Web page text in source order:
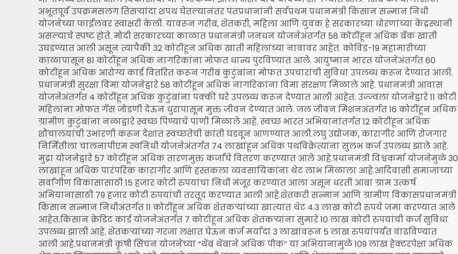
अभूतपूर्व उपक्रमसलग तिसऱ्यांदा शपथ घेतल्यानंतर पंतप्रधानांनी सर्वप्रथम प्रधानमंत्री किसान सन्मान निधी
योजनेच्या फाईलवर स्वाक्षरी केली. यावरून गरीब, शेतकरी, महिला आणि युवक हे सरकारच्या धोरणांच्या केंद्रस्थानी
असल्याचे स्पष्ट होते. मोदी सरकारच्या काळात प्रधानमंत्री जनधन योजनेअंतर्गत 58 कोटींहून अधिक बँक खाती
उघडण्यात आली असून त्यापैकी 32 कोटींहून अधिक खाती महिलांच्या नावावर आहेत. कोविड-19 महामारीच्या
काळापासून 81 कोटींहून अधिक नागरिकांना मोफत धान्य पुरविण्यात आले. आयुष्मान भारत योजनेअंतर्गत 60
कोटींहून अधिक आरोग्य कार्ड वितरित करून गरीब कुटुंबांना मोफत उपचारांची सुविधा उपलब्ध करून देण्यात आली.
प्रधानमंत्री सुरक्षा विमा योजनेद्वारे 58 कोटींहून अधिक नागरिकांना विमा संरक्षण मिळाले आहे. प्रधानमंत्री आवास
योजनेअंतर्गत 4 कोटींहून अधिक कुटुंबांना पक्की घरे उपलब्ध करून देण्यात आली आहेत. उज्ज्वला योजनेद्वारे 11 कोटी
महिलांना मोफत गॅस जोडणी देऊन धुरापासून मुक्त जीवन देण्यात आले. जल जीवन मिशनअंतर्गत 16 कोटींहून अधिक
ग्रामीण कुटुंबांना नळाद्वारे स्वच्छ पिण्याचे पाणी मिळाले आहे. स्वच्छ भारत अभियानांतर्गत 12 कोटींहून अधिक
शौचालयांची उभारणी करून देशात स्वच्छतेची क्रांती घडवून आणण्यात आली.लघु उद्योजक, कारागीर आणि रोजगार
निर्मितीला चालनापीएम स्वनिधी योजनेअंतर्गत 74 लाखांहून अधिक पथविक्रेत्यांना सुलभ कर्ज उपलब्ध झाले आहे.
मुद्रा योजनेद्वारे 57 कोटींहून अधिक तारणमुक्त कर्जांचे वितरण करण्यात आले आहे.प्रधानमंत्री विश्वकर्मा योजनेमुळे 30
लाखांहून अधिक पारंपरिक कारागीर आणि हस्तकला व्यवसायिकांना थेट लाभ मिळाला आहे.आदिवासी समाजाच्या
सर्वांगीण विकासासाठी 15 हजार कोटी रुपयांचा निधी मंजूर करण्यात आला असून धरती आबा ग्राम उत्कर्ष
अभियानासाठी 79 हजार कोटी रुपयांची तरतूद करण्यात आली आहे.शेतकरी सन्मान आणि ग्रामीण विकासप्रधानमंत्री
किसान सन्मान निधीअंतर्गत 11 कोटींहून अधिक शेतकऱ्यांच्या खात्यात थेट 4.3 लाख कोटी रुपये जमा करण्यात आले
आहेत.किसान क्रेडिट कार्ड योजनेअंतर्गत 7 कोटींहून अधिक शेतकऱ्यांना सुमारे 10 लाख कोटी रुपयांची कर्ज सुविधा
उपलब्ध झाली आहे. शेतकऱ्यांच्या गरजा लक्षात घेऊन कर्ज मर्यादा 3 लाखांवरून 5 लाख रुपयांपर्यंत वाढविण्यात
आली आहे.प्रधानमंत्री कृषी सिंचन योजनेच्या “थेंब थेंबाने अधिक पीक” या अभियानामुळे 109 लाख हेक्टरपेक्षा अधिक